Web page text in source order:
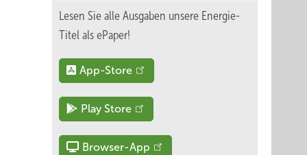
Lesen Sie alle Ausgaben unsere Energie-
Titel als ePaper!
App-Store
Play Store
Browser-App